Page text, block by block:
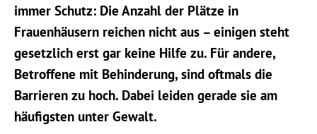
immer Schutz: Die Anzahl der Plätze in
Frauenhäusern reichen nicht aus – einigen steht
gesetzlich erst gar keine Hilfe zu. Für andere,
Betroffene mit Behinderung, sind oftmals die
Barrieren zu hoch. Dabei leiden gerade sie am
häufigsten unter Gewalt.